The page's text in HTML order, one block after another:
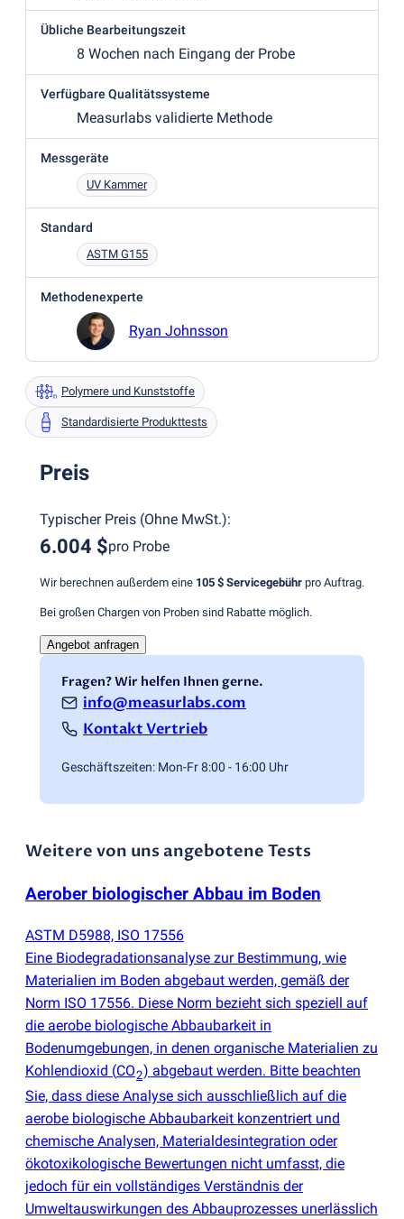
Übliche Bearbeitungszeit
8 Wochen nach Eingang der Probe
Verfügbare Qualitätssysteme
Measurlabs validierte Methode
Messgeräte
UV Kammer
Standard
ASTM G155
Methodenexperte
Ryan Johnsson
Polymere und Kunststoffe
Standardisierte Produkttests
Preis
Typischer Preis (Ohne MwSt.):
6.004 $pro Probe
Wir berechnen außerdem eine 105 $ Servicegebühr pro Auftrag.
Bei großen Chargen von Proben sind Rabatte möglich.
Angebot anfragen
Fragen? Wir helfen Ihnen gerne.
info@measurlabs.com
Kontakt Vertrieb
Geschäftszeiten: Mon-Fr 8:00 - 16:00 Uhr
Weitere von uns angebotene Tests
Aerober biologischer Abbau im Boden
ASTM D5988, ISO 17556
Eine Biodegradationsanalyse zur Bestimmung, wie
Materialien im Boden abgebaut werden, gemäß der
Norm ISO 17556. Diese Norm bezieht sich speziell auf
die aerobe biologische Abbaubarkeit in
Bodenumgebungen, in denen organische Materialien zu
Kohlendioxid (CO2) abgebaut werden. Bitte beachten
Sie, dass diese Analyse sich ausschließlich auf die
aerobe biologische Abbaubarkeit konzentriert und
chemische Analysen, Materialdesintegration oder
ökotoxikologische Bewertungen nicht umfasst, die
jedoch für ein vollständiges Verständnis der
Umweltauswirkungen des Abbauprozesses unerlässlich